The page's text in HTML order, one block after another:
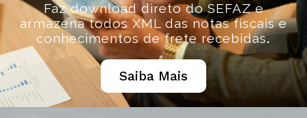
Faz download direto do SEFAZ e
armazena todos XML das notas fiscais e
conhecimentos de frete recebidas.
Saiba Mais